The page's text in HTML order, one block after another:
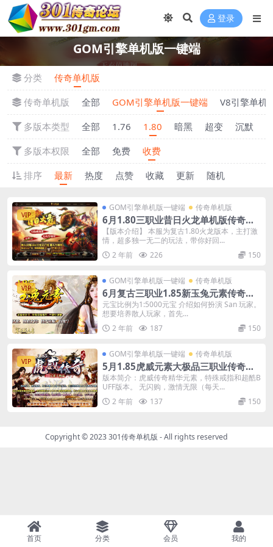
登录
GOM引擎单机版一键端
分类
传奇单机版
传奇单机版
全部 GOM引擎单机版一键端
V8引擎单机
多版本类型
全部 1.76 1.80 暗黑 超变 沉默
多版本权限
全部 免费
收费
排序
最新 热度 点赞 收藏 更新 随机
VIP
GOM引擎单机版一键端 传奇单机版
6月1.80三职业昔日火龙单机版传奇装
备上缴-重铸炼化强化-附带GM后台
【版本介绍】 本服为复古1.80火龙版本，主打激
情，超多独一无二的玩法，带你好回...
2 年前
226 150
VIP
GOM引擎单机版一键端 传奇单机版
6月复古三职业1.85新玉兔元素传奇单
机版本-附带GM后台
元宝比例为1:5000元宝 介绍如何扮演 San 玩家。
想要培养散人玩家，首先...
2 年前
187 150
VIP
GOM引擎单机版一键端 传奇单机版
5月1.85虎威元素大极品三职业传奇一
键端-附带GM后台
版本简介：虎威传奇精华元素，特殊戒指和超酷B
UFF版本。 无闪购，激情无限（每天...
2 年前
137 150
Copyright © 2023301传奇单机版 - All rights reserved
首页 分类 会员 我的